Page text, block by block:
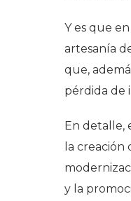
Y es que
artesanía
que,
pérdida de
En detalle,
la
y la